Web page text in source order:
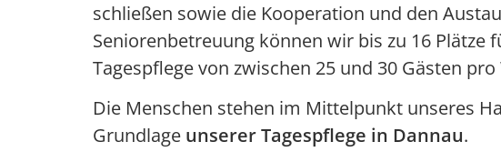
schließen sowie die Kooperation und den
Seniorenbetreuung können wir bis zu 16
Tagespflege von zwischen 25 und 30 Gästen
Die Menschen stehen im Mittelpunkt unseres
Grundlage unserer Tagespflege in Dannau.